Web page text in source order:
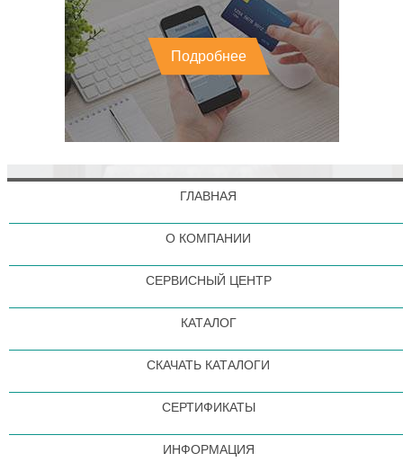
Подробнее
ГЛАВНАЯ
О КОМПАНИИ
СЕРВИСНЫЙ ЦЕНТР
КАТАЛОГ
СКАЧАТЬ КАТАЛОГИ
СЕРТИФИКАТЫ
ИНФОРМАЦИЯ